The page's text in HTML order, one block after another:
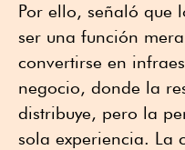
Por ello, señaló que
ser una función
convertirse en
negocio, donde la
distribuye, pero la
sola experiencia. La